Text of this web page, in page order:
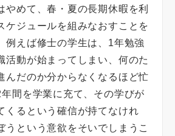
やめて、春・夏の長期休暇を利
ケジュールを組みなおすことを
例えば修士の学生は、1年勉強
活動が始まってしまい、何のた
んだのか分からなくなるほど忙
間を学業に充て、その学びが
くるという確信が持てなけれ
うという意欲をそいでしまうこ